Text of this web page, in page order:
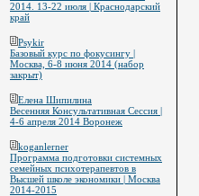
2014. 13-22 июля | Краснодарский
край
Psykir
Базовый курс по фокусингу |
Москва, 6-8 июня 2014 (набор
закрыт)
Елена Шипилина
Весенняя Консультативная Сессия |
4-6 апреля 2014 Воронеж
koganlerner
Программа подготовки системных
семейных психотерапевтов в
Высшей школе экономики | Москва
2014-2015